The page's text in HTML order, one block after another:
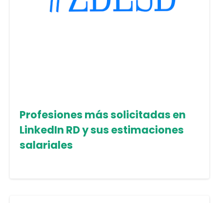
Profesiones más solicitadas en
LinkedIn RD y sus estimaciones
salariales